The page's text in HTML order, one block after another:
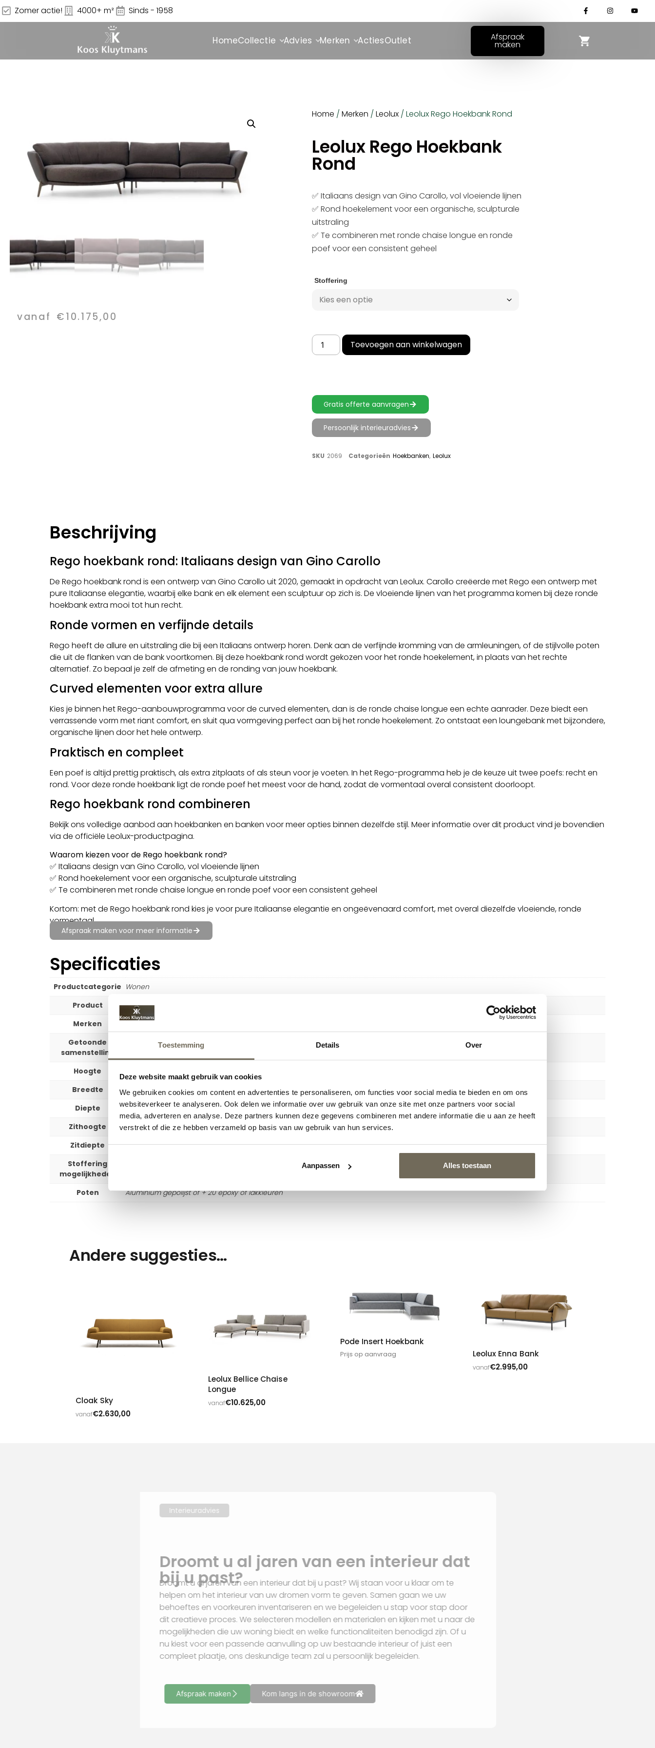
Toestemming Details Over
Deze website maakt gebruik van cookies
We gebruiken cookies om content en advertenties te personaliseren, om functies voor social media te bieden en om ons
websiteverkeer te analyseren. Ook delen we informatie over uw gebruik van onze site met onze partners voor social
media, adverteren en analyse. Deze partners kunnen deze gegevens combineren met andere informatie die u aan ze heeft
verstrekt of die ze hebben verzameld op basis van uw gebruik van hun services.
Aanpassen Alles toestaan
Zomer actie! 4000+ m² Sinds - 1958
HomeCollectie Advies Merken ActiesOutlet Afspraak
maken
vanaf €10.175,00
Home / Merken / Leolux / Leolux Rego Hoekbank Rond
Leolux Rego Hoekbank
Rond
✅ Italiaans design van Gino Carollo, vol vloeiende lijnen
✅ Rond hoekelement voor een organische, sculpturale
uitstraling
✅ Te combineren met ronde chaise longue en ronde
poef voor een consistent geheel
Stoffering
Toevoegen aan winkelwagen
Gratis offerte aanvragen
Persoonlijk interieuradvies
SKU 2069 Categorieën Hoekbanken, Leolux
Beschrijving
Rego hoekbank rond: Italiaans design van Gino Carollo
De Rego hoekbank rond is een ontwerp van Gino Carollo uit 2020, gemaakt in opdracht van Leolux. Carollo creëerde met Rego een ontwerp met
pure Italiaanse elegantie, waarbij elke bank en elk element een sculptuur op zich is. De vloeiende lijnen van het programma komen bij deze ronde
hoekbank extra mooi tot hun recht.
Ronde vormen en verfijnde details
Rego heeft de allure en uitstraling die bij een Italiaans ontwerp horen. Denk aan de verfijnde kromming van de armleuningen, of de stijlvolle poten
die uit de flanken van de bank voortkomen. Bij deze hoekbank rond wordt gekozen voor het ronde hoekelement, in plaats van het rechte
alternatief. Zo bepaal je zelf de afmeting en de ronding van jouw hoekbank.
Curved elementen voor extra allure
Kies je binnen het Rego-aanbouwprogramma voor de curved elementen, dan is de ronde chaise longue een echte aanrader. Deze biedt een
verrassende vorm met riant comfort, en sluit qua vormgeving perfect aan bij het ronde hoekelement. Zo ontstaat een loungebank met bijzondere,
organische lijnen door het hele ontwerp.
Praktisch en compleet
Een poef is altijd prettig praktisch, als extra zitplaats of als steun voor je voeten. In het Rego-programma heb je de keuze uit twee poefs: recht en
rond. Voor deze ronde hoekbank ligt de ronde poef het meest voor de hand, zodat de vormentaal overal consistent doorloopt.
Rego hoekbank rond combineren
Bekijk ons volledige aanbod aan hoekbanken en banken voor meer opties binnen dezelfde stijl. Meer informatie over dit product vind je bovendien
via de officiële Leolux-productpagina.
Waarom kiezen voor de Rego hoekbank rond?
✅ Italiaans design van Gino Carollo, vol vloeiende lijnen
✅ Rond hoekelement voor een organische, sculpturale uitstraling
✅ Te combineren met ronde chaise longue en ronde poef voor een consistent geheel
Kortom: met de Rego hoekbank rond kies je voor pure Italiaanse elegantie en ongeëvenaard comfort, met overal diezelfde vloeiende, ronde
vormentaal.
Afspraak maken voor meer informatie
Specificaties
Productcategorie Wonen
Product
Hoekbanken
Merken
Getoonde
samenstelling
Element curved 2×90 + Chaise Longue rond
Hoogte
Breedte
356 cm
Diepte
98 cm en chaise longue 108 cm
Zithoogte
43 cm
Zitdiepte
57 cm
Stoffering
mogelijkheden
Poten Aluminium gepolijst of + 20 epoxy of lakkleuren
Andere suggesties…
Cloak Sky
vanaf€2.630,00
Leolux Bellice Chaise
Longue
vanaf€10.625,00
Pode Insert Hoekbank
Prijs op aanvraag Leolux Enna Bank
vanaf€2.995,00
Interieuradvies
bij u past?
Droomt u al jaren van een interieur dat bij u past? Wij staan voor u klaar om te
helpen om het interieur van uw dromen vorm te geven. Samen gaan we uw
behoeftes en voorkeuren inventariseren en we begeleiden u stap voor stap door
dit creatieve proces. We selecteren modellen en materialen en kijken met u naar de
mogelijkheden die uw woning biedt en welke functionaliteiten benodigd zijn. Of u
nu kiest voor een passende aanvulling op uw bestaande interieur of juist een
compleet plaatje, ons deskundige team zal u persoonlijk begeleiden.
Afspraak maken Kom langs in de showroom